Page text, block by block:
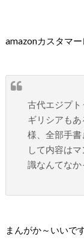
amazonカスタマ
古代エジプ
ギリシアも
様、全部手
して内容は
識なんてなか
まんがか～いいで